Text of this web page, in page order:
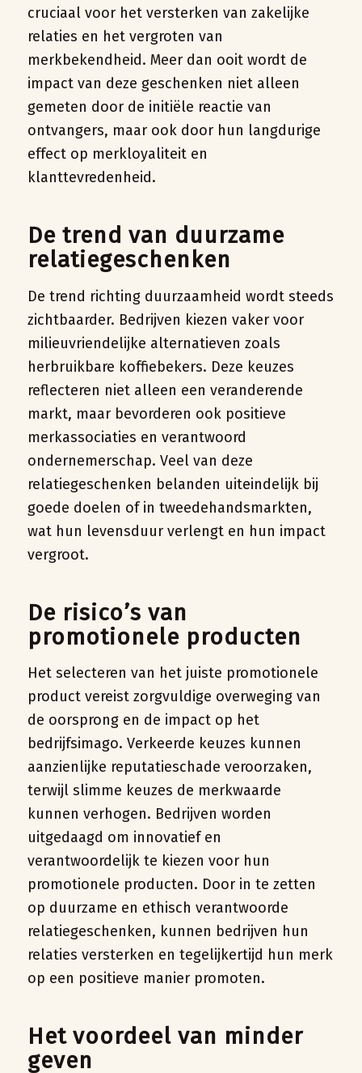
cruciaal voor het versterken van zakelijke
relaties en het vergroten van
merkbekendheid. Meer dan ooit wordt de
impact van deze geschenken niet alleen
gemeten door de initiële reactie van
ontvangers, maar ook door hun langdurige
effect op merkloyaliteit en
klanttevredenheid.
De trend van duurzame
relatiegeschenken
De trend richting duurzaamheid wordt steeds
zichtbaarder. Bedrijven kiezen vaker voor
milieuvriendelijke alternatieven zoals
herbruikbare koffiebekers. Deze keuzes
reflecteren niet alleen een veranderende
markt, maar bevorderen ook positieve
merkassociaties en verantwoord
ondernemerschap. Veel van deze
relatiegeschenken belanden uiteindelijk bij
goede doelen of in tweedehandsmarkten,
wat hun levensduur verlengt en hun impact
vergroot.
De risico’s van
promotionele producten
Het selecteren van het juiste promotionele
product vereist zorgvuldige overweging van
de oorsprong en de impact op het
bedrijfsimago. Verkeerde keuzes kunnen
aanzienlijke reputatieschade veroorzaken,
terwijl slimme keuzes de merkwaarde
kunnen verhogen. Bedrijven worden
uitgedaagd om innovatief en
verantwoordelijk te kiezen voor hun
promotionele producten. Door in te zetten
op duurzame en ethisch verantwoorde
relatiegeschenken, kunnen bedrijven hun
relaties versterken en tegelijkertijd hun merk
op een positieve manier promoten.
Het voordeel van minder
geven